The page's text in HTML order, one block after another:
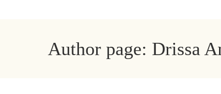
Author page: Drissa